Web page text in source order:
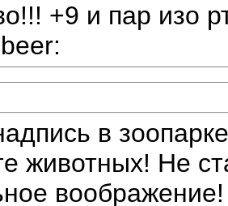
+9 и пар изо
в
животных! Не